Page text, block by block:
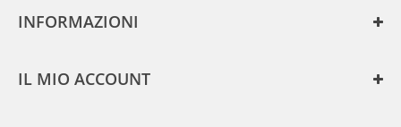
INFORMAZIONI
IL MIO ACCOUNT